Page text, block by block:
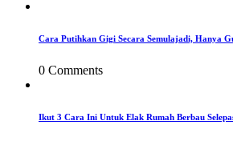
Cara Putihkan Gigi Secara Semulajadi, Hanya
0 Comments
Ikut 3 Cara Ini Untuk Elak Rumah Berbau